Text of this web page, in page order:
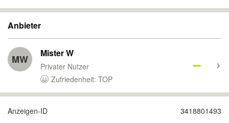
Anbieter
MW Mister W
Privater Nutzer
Zufriedenheit: TOP
Anzeigen-ID 3418801493